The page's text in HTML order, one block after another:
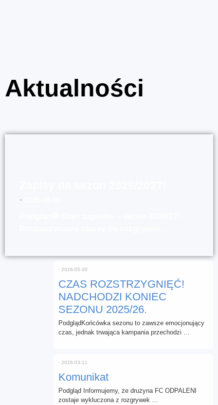
Aktualności
⋅
CZAS ROZSTRZYGNIĘĆ!
NADCHODZI KONIEC
SEZONU 2025/26.
⋅ 2026-05-30
PodglądKońcówka sezonu to zawsze emocjonujący
czas, jednak trwająca kampania przechodzi …
Komunikat
⋅ 2026-03-11
Podgląd Informujemy, że drużyna FC ODPALENI
zostaje wykluczona z rozgrywek …